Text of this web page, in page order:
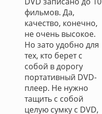
фильмов. Да,
качество, конечно,
не очень высокое.
Но зато удобно для
тех, кто берет с
собой в дорогу
портативный DVD-
плеер. Не нужно
тащить с собой
целую сумку с DVD,